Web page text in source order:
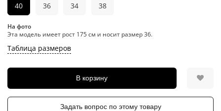
Таблица размеров
В корзину
40
36 34 38
На фото
Эта модель имеет рост 175 см и носит размер 36.
Задать вопрос по этому товару